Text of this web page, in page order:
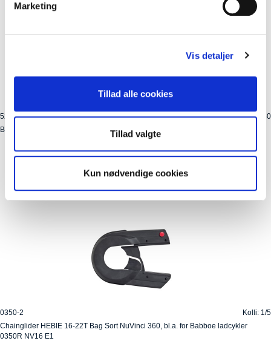
Marketing
Vis detaljer
Tillad alle cookies
Tillad valgte
Kun nødvendige cookies
5240-10
Kolli: 250
Beslag HEBIE kædeskærm metal brille f. Kædeskærm 5240-1 40t, Ø194 mm
0350-2
Kolli: 1/5
Chainglider HEBIE 16-22T Bag Sort NuVinci 360, bl.a. for Babboe ladcykler
0350R NV16 E1